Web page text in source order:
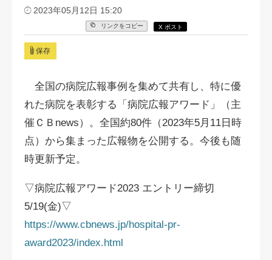
2023年05月12日 15:20
リンクをコピー X ポスト
保存
全国の病院広報事例を集めて共有し、特に優
れた病院を表彰する「病院広報アワード」（主
催ＣＢnews）。全国約80件（2023年5月11日時
点）から集まった広報物を公開する。今後も随
時更新予定。
▽病院広報アワード2023 エントリー締切
5/19(金)▽
https://www.cbnews.jp/hospital-pr-
award2023/index.html